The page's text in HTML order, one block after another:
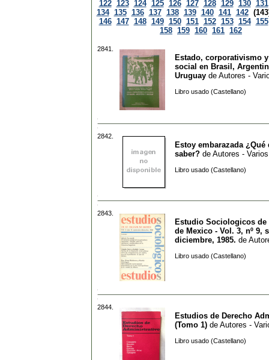
122 123 124 125 126 127 128 129 130 131
134 135 136 137 138 139 140 141 142
146 147 148 149 150 151 152 153 154 155
158 159 160 161 162
2841.
Estado, corporativismo
social en Brasil,
Uruguay de Autores -
Libro usado (Castellano)
2842.
Estoy embarazada ¿Qué
saber? de Autores - Varios
Libro usado (Castellano)
2843.
Estudio Sociologicos
de Mexico - Vol. 3, nº 9,
diciembre, 1985. de
Libro usado (Castellano)
2844.
Estudios de Derecho
(Tomo 1) de Autores -
Libro usado (Castellano)